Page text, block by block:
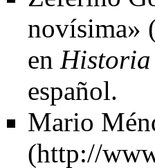
novísima»
en
español.
Mario